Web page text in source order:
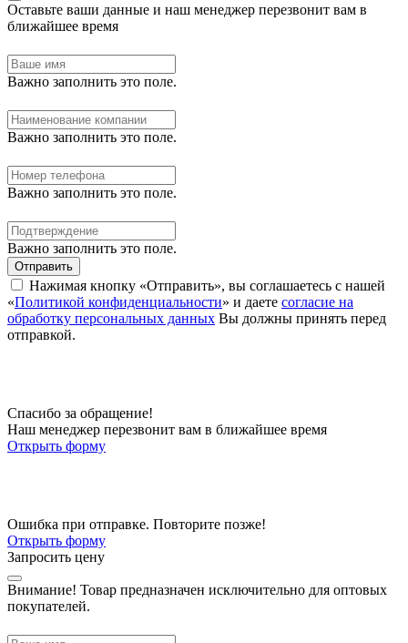
Оставьте ваши данные и наш менеджер перезвонит вам в
ближайшее время
Важно заполнить это поле.
Важно заполнить это поле.
Важно заполнить это поле.
Важно заполнить это поле.
Отправить
Нажимая кнопку «Отправить», вы соглашаетесь с нашей
«Политикой конфиденциальности» и даете согласие на
обработку персональных данных Вы должны принять перед
отправкой.
Спасибо за обращение!
Наш менеджер перезвонит вам в ближайшее время
Открыть форму
Ошибка при отправке. Повторите позже!
Открыть форму
Запросить цену
Внимание! Товар предназначен исключительно для оптовых
покупателей.